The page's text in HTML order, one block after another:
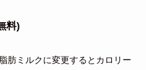
料)
肪ミルクに変更するとカロリー